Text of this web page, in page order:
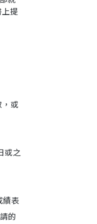
提
或
或之
績表
的